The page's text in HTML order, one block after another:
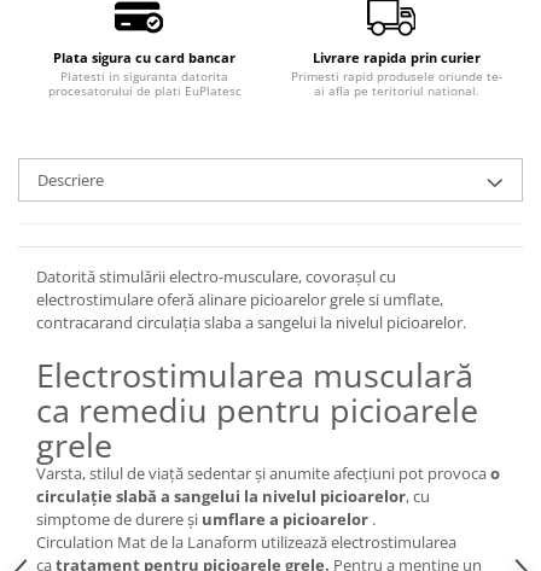
Plata sigura cu card bancar
Platesti in siguranta datorita
procesatorului de plati EuPlatesc
Livrare rapida prin curier
Primesti rapid produsele oriunde te-
ai afla pe teritoriul national.
Descriere
Datorită stimulării electro-musculare, covorașul cu
electrostimulare oferă alinare picioarelor grele si umflate,
contracarand circulația slaba a sangelui la nivelul picioarelor.
Electrostimularea musculară
ca remediu pentru picioarele
grele
Varsta, stilul de viață sedentar și anumite afecțiuni pot provocao
circulație slabă a sangelui la nivelul picioarelor, cu
simptome de durere și umflare a picioarelor .
Circulation Mat de la Lanaform utilizează electrostimularea
catratament pentru picioarele grele. Pentru a menține un